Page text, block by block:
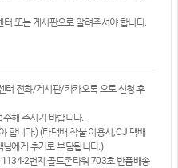
또는 게시판으로 알려주셔야 합니다.
터 전화/게시판/카카오톡 으로 신청 후
해 주시기 바랍니다.
합니다.) (타택배 착불 이용시, CJ 택배
에게 추가로 부담됩니다.)
2번지 골드존타워 703호 반품배송